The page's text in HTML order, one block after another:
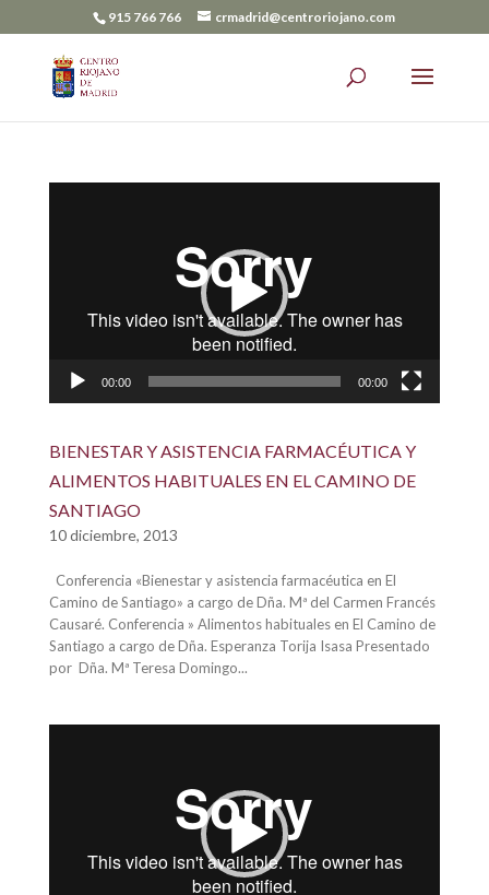
915 766 766 crmadrid@centroriojano.com
00:00 00:00
BIENESTAR Y ASISTENCIA FARMACÉUTICA Y
ALIMENTOS HABITUALES EN EL CAMINO DE
SANTIAGO
10 diciembre, 2013
Conferencia «Bienestar y asistencia farmacéutica en El
Camino de Santiago» a cargo de Dña. Mª del Carmen Francés
Causaré. Conferencia » Alimentos habituales en El Camino de
Santiago a cargo de Dña. Esperanza Torija Isasa Presentado
por Dña. Mª Teresa Domingo...